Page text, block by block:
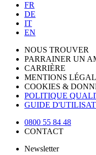
FR
DE
IT
EN
NOUS TROUVER
PARRAINER UN
CARRIÈRE
MENTIONS
COOKIES &
POLITIQUE
GUIDE
0800 55 84 48
CONTACT
Newsletter